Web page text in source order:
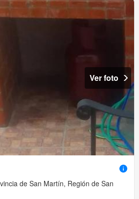
Ver foto
de San Martín, Región de San